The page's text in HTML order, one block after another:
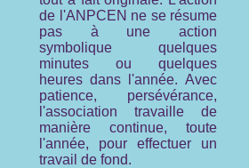
de l'ANPCEN ne se résume
pas à une action
symbolique quelques
minutes ou quelques
heures dans l'année. Avec
patience, persévérance,
l'association travaille de
manière continue, toute
l'année, pour effectuer un
travail de fond.